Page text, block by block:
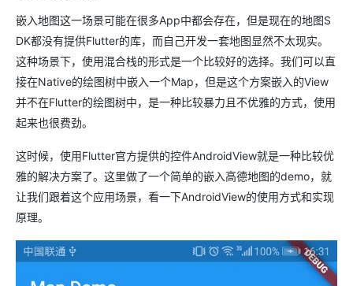
嵌入地图这一场景可能在很多App中都会存在，但是现在的地图S
DK都没有提供Flutter的库，而自己开发一套地图显然不太现实。
这种场景下，使用混合栈的形式是一个比较好的选择。我们可以直
接在Native的绘图树中嵌入一个Map，但是这个方案嵌入的View
并不在Flutter的绘图树中，是一种比较暴力且不优雅的方式，使用
起来也很费劲。
这时候，使用Flutter官方提供的控件AndroidView就是一种比较优
雅的解决方案了。这里做了一个简单的嵌入高德地图的demo，就
让我们跟着这个应用场景，看一下AndroidView的使用方式和实现
原理。